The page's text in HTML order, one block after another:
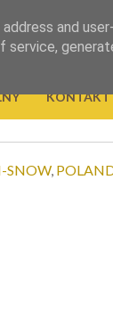
KONTAKT
SNOW,
and
service,